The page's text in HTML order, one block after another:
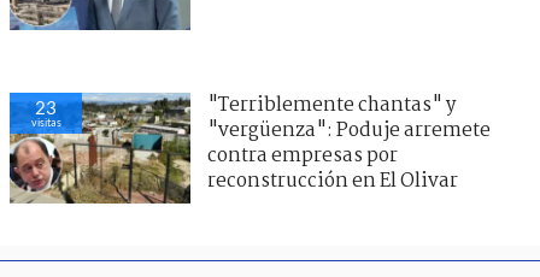
23
visitas
"Terriblemente chantas" y
"vergüenza": Poduje arremete
contra empresas por
reconstrucción en El Olivar